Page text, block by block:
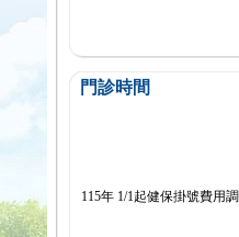
門診時間
115年 1/1起健保掛號費用